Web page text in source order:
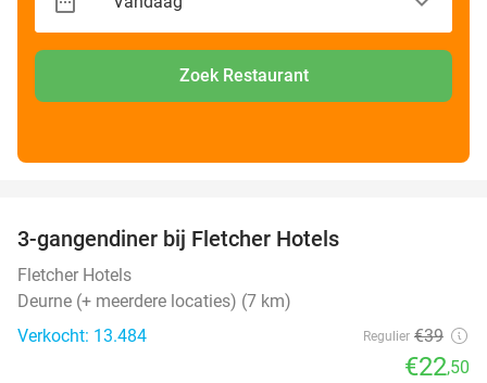
Zoek Restaurant
3-gangendiner bij Fletcher Hotels
Fletcher Hotels
Deurne (+ meerdere locaties) (7 km)
Verkocht: 13.484
Regulier €39
€22,50